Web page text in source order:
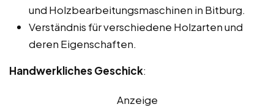
und Holzbearbeitungsmaschinen in Bitburg.
Verständnis für verschiedene Holzarten und
deren Eigenschaften.
Handwerkliches Geschick:
Anzeige